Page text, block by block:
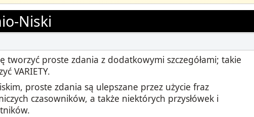
Niski
tworzyć proste zdania z dodatkowymi szczegółami; takie
VARIETY.
proste zdania są ulepszane przez użycie fraz
czasowników, a także niektórych przysłówek i